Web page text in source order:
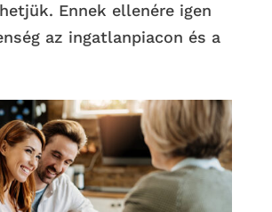
Ennek ellenére igen
az ingatlanpiacon és a